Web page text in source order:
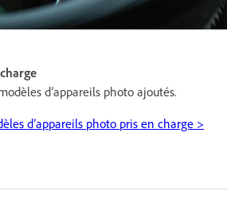
d’appareils photo ajoutés.
d’appareils photo pris en charge >